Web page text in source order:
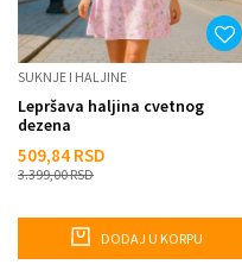
SUKNJE I HALJINE
Lepršava haljina cvetnog
dezena
509,84 RSD
3.399,00RSD
DODAJ U KORPU